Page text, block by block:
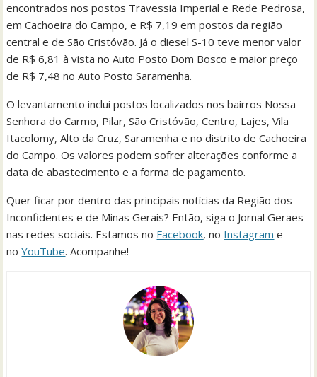
encontrados nos postos Travessia Imperial e Rede Pedrosa,
em Cachoeira do Campo, e R$ 7,19 em postos da região
central e de São Cristóvão. Já o diesel S-10 teve menor valor
de R$ 6,81 à vista no Auto Posto Dom Bosco e maior preço
de R$ 7,48 no Auto Posto Saramenha.
O levantamento inclui postos localizados nos bairros Nossa
Senhora do Carmo, Pilar, São Cristóvão, Centro, Lajes, Vila
Itacolomy, Alto da Cruz, Saramenha e no distrito de Cachoeira
do Campo. Os valores podem sofrer alterações conforme a
data de abastecimento e a forma de pagamento.
Quer ficar por dentro das principais notícias da Região dos
Inconfidentes e de Minas Gerais? Então, siga o Jornal Geraes
nas redes sociais. Estamos no Facebook, no Instagram e
noYouTube. Acompanhe!